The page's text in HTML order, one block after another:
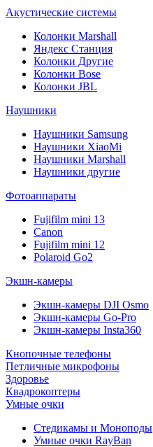
Акустические системы
Колонки Marshall
Яндекс Станция
Колонки Другие
Колонки Bose
Колонки JBL
Наушники
Наушники Samsung
Наушники XiaoMi
Наушники Marshall
Наушники другие
Фотоаппараты
Fujifilm mini 13
Canon
Fujifilm mini 12
Polaroid Go2
Экшн-камеры
Экшн-камеры DJI Osmo
Экшн-камеры Go-Pro
Экшн-камеры Insta360
Кнопочные телефоны
Петличные микрофоны
Здоровье
Квадрокоптеры
Умные очки
Стедикамы и Моноподы
Умные очки RayBan